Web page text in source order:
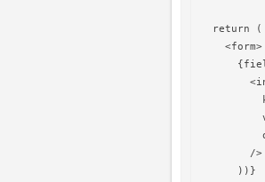
  return (
    <form>
        />
      ))}